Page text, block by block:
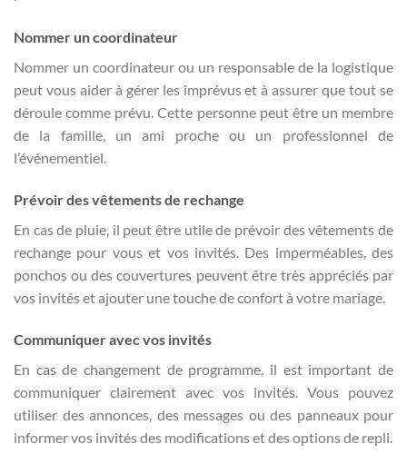
Nommer un coordinateur
Nommer un coordinateur ou un responsable de la logistique
peut vous aider à gérer les imprévus et à assurer que tout se
déroule comme prévu. Cette personne peut être un membre
de la famille, un ami proche ou un professionnel de
l’événementiel.
Prévoir des vêtements de rechange
En cas de pluie, il peut être utile de prévoir des vêtements de
rechange pour vous et vos invités. Des imperméables, des
ponchos ou des couvertures peuvent être très appréciés par
vos invités et ajouter une touche de confort à votre mariage.
Communiquer avec vos invités
En cas de changement de programme, il est important de
communiquer clairement avec vos invités. Vous pouvez
utiliser des annonces, des messages ou des panneaux pour
informer vos invités des modifications et des options de repli.